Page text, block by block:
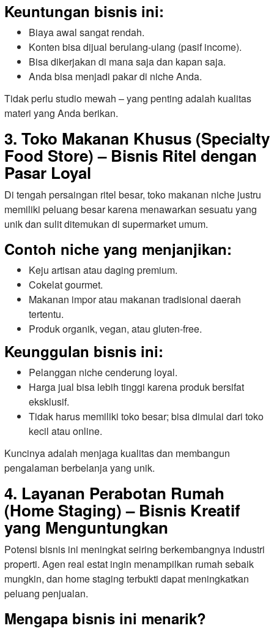
Keuntungan bisnis ini:
Biaya awal sangat rendah.
Konten bisa dijual berulang-ulang (pasif income).
Bisa dikerjakan di mana saja dan kapan saja.
Anda bisa menjadi pakar di niche Anda.
Tidak perlu studio mewah – yang penting adalah kualitas
materi yang Anda berikan.
3. Toko Makanan Khusus (Specialty
Food Store) – Bisnis Ritel dengan
Pasar Loyal
Di tengah persaingan ritel besar, toko makanan niche justru
memiliki peluang besar karena menawarkan sesuatu yang
unik dan sulit ditemukan di supermarket umum.
Contoh niche yang menjanjikan:
Keju artisan atau daging premium.
Cokelat gourmet.
Makanan impor atau makanan tradisional daerah
tertentu.
Produk organik, vegan, atau gluten-free.
Keunggulan bisnis ini:
Pelanggan niche cenderung loyal.
Harga jual bisa lebih tinggi karena produk bersifat
eksklusif.
Tidak harus memiliki toko besar; bisa dimulai dari toko
kecil atau online.
Kuncinya adalah menjaga kualitas dan membangun
pengalaman berbelanja yang unik.
4. Layanan Perabotan Rumah
(Home Staging) – Bisnis Kreatif
yang Menguntungkan
Potensi bisnis ini meningkat seiring berkembangnya industri
properti. Agen real estat ingin menampilkan rumah sebaik
mungkin, dan home staging terbukti dapat meningkatkan
peluang penjualan.
Mengapa bisnis ini menarik?